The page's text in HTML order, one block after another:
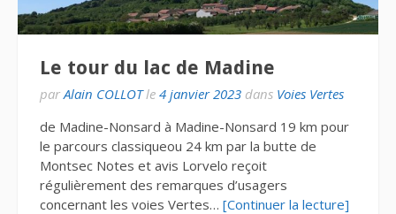
Le tour du lac de Madine
par Alain COLLOTle 4 janvier 2023 dans Voies Vertes
de Madine-Nonsard à Madine-Nonsard 19 km pour
le parcours classiqueou 24 km par la butte de
Montsec Notes et avis Lorvelo reçoit
régulièrement des remarques d’usagers
concernant les voies Vertes… [Continuer la lecture]